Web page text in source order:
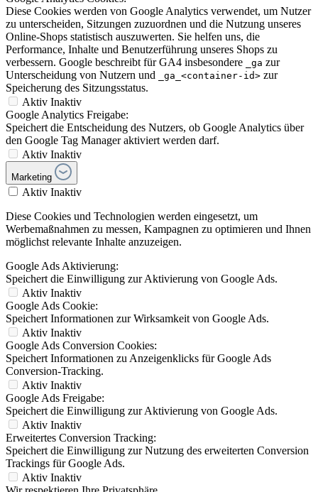
Diese Cookies werden von Google Analytics verwendet, um Nutzer
zu unterscheiden, Sitzungen zuzuordnen und die Nutzung unseres
Online-Shops statistisch auszuwerten. Sie helfen uns, die
Performance, Inhalte und Benutzerführung unseres Shops zu
verbessern. Google beschreibt für GA4 insbesondere
_ga zur
Unterscheidung von Nutzern und
_ga_<container-id> zur
Speicherung des Sitzungsstatus.
Aktiv Inaktiv
Google Analytics Freigabe:
Speichert die Entscheidung des Nutzers, ob Google Analytics über
den Google Tag Manager aktiviert werden darf.
Aktiv Inaktiv
Marketing
Aktiv Inaktiv
Diese Cookies und Technologien werden eingesetzt, um
Werbemaßnahmen zu messen, Kampagnen zu optimieren und Ihnen
möglichst relevante Inhalte anzuzeigen.
Google Ads Aktivierung:
Speichert die Einwilligung zur Aktivierung von Google Ads.
Aktiv Inaktiv
Google Ads Cookie:
Speichert Informationen zur Wirksamkeit von Google Ads.
Aktiv Inaktiv
Google Ads Conversion Cookies:
Speichert Informationen zu Anzeigenklicks für Google Ads
Conversion-Tracking.
Aktiv Inaktiv
Google Ads Freigabe:
Speichert die Einwilligung zur Aktivierung von Google Ads.
Aktiv Inaktiv
Erweitertes Conversion Tracking:
Speichert die Einwilligung zur Nutzung des erweiterten Conversion
Trackings für Google Ads.
Aktiv Inaktiv